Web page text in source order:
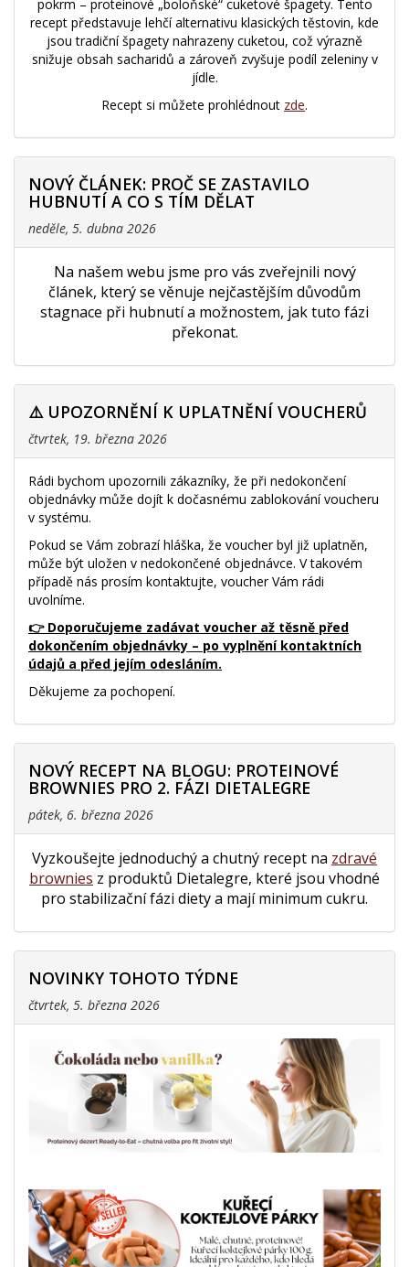
pokrm – proteinové „boloňské“ cuketové špagety. Tento
recept představuje lehčí alternativu klasických těstovin, kde
jsou tradiční špagety nahrazeny cuketou, což výrazně
snižuje obsah sacharidů a zároveň zvyšuje podíl zeleniny v
jídle.
Recept si můžete prohlédnout zde.
NOVÝ ČLÁNEK: PROČ SE ZASTAVILO
HUBNUTÍ A CO S TÍM DĚLAT
neděle, 5. dubna 2026
Na našem webu jsme pro vás zveřejnili nový
článek, který se věnuje nejčastějším důvodům
stagnace při hubnutí a možnostem, jak tuto fázi
překonat.
⚠️ UPOZORNĚNÍ K UPLATNĚNÍ VOUCHERŮ
čtvrtek, 19. března 2026
Rádi bychom upozornili zákazníky, že při nedokončení
objednávky může dojít k dočasnému zablokování voucheru
v systému.
Pokud se Vám zobrazí hláška, že voucher byl již uplatněn,
může být uložen v nedokončené objednávce. V takovém
případě nás prosím kontaktujte, voucher Vám rádi
uvolníme.
👉 Doporučujeme zadávat voucher až těsně před
dokončením objednávky – po vyplnění kontaktních
údajů a před jejím odesláním.
Děkujeme za pochopení.
NOVÝ RECEPT NA BLOGU: PROTEINOVÉ
BROWNIES PRO 2. FÁZI DIETALEGRE
pátek, 6. března 2026
Vyzkoušejte jednoduchý a chutný recept na zdravé
brownies z produktů Dietalegre, které jsou vhodné
pro stabilizační fázi diety a mají minimum cukru.
NOVINKY TOHOTO TÝDNE
čtvrtek, 5. března 2026